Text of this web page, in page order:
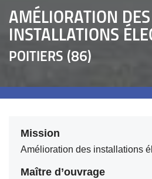
AMÉLIORATION DES
INSTALLATIONS
POITIERS (86)
Mission
Amélioration des installations
Maître d’ouvrage